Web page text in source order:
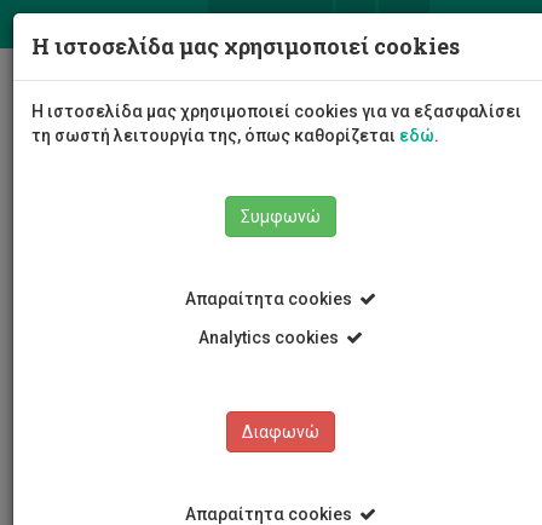
Η ιστοσελίδα μας χρησιμοποιεί cookies
Η ιστοσελίδα μας χρησιμοποιεί cookies για να εξασφαλίσει
τη σωστή λειτουργία της, όπως καθορίζεται εδώ.
Συμφωνώ
Απαραίτητα cookies
Analytics cookies
Διαφωνώ
Απαραίτητα cookies